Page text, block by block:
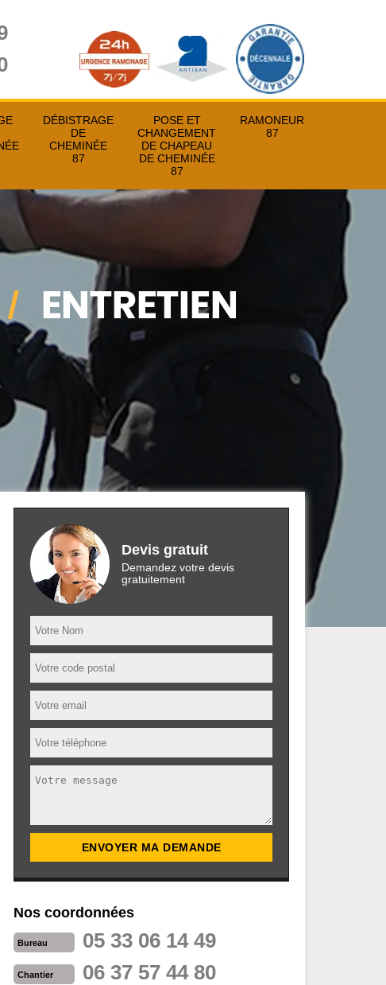
DÉBISTRAGE
DE
CHEMINÉE
87
POSE ET
CHANGEMENT
DE CHAPEAU
DE CHEMINÉE
87
RAMONEUR
87
Devis gratuit
Demandez votre devis
gratuitement
Nos coordonnées
Bureau 05 33 06 14 49
Chantier 06 37 57 44 80